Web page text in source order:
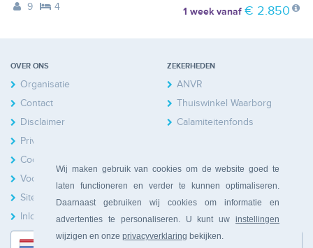
Wij maken gebruik van cookies om de website goed te
laten functioneren en verder te kunnen optimaliseren.
Daarnaast gebruiken wij cookies om informatie en
advertenties te personaliseren. U kunt uw instellingen
wijzigen en onze privacyverklaring bekijken.
9
4 1 weekvanaf € 2.850
OVER ONS
Organisatie
Contact
Disclaimer
Privacy
Cookies
Voorwaarden
Sitemap
Inloggen Huiseigenaren
ZEKERHEDEN
ANVR
Thuiswinkel Waarborg
Calamiteitenfonds
Nederlands